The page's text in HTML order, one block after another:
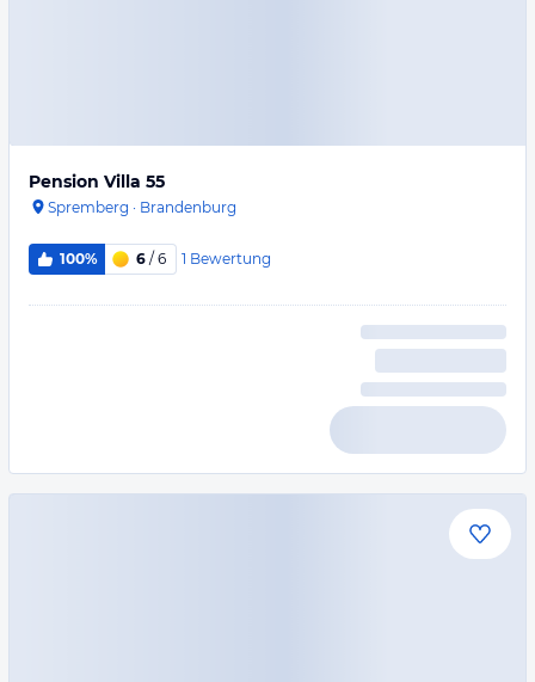
Pension Villa 55
Spremberg · Brandenburg
100% 6 / 6 1 Bewertung